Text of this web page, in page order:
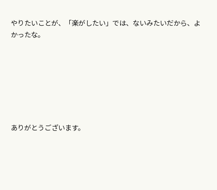
やりたいことが、「楽がしたい」では、ないみたいだから、よ
かったな。
ありがとうございます。